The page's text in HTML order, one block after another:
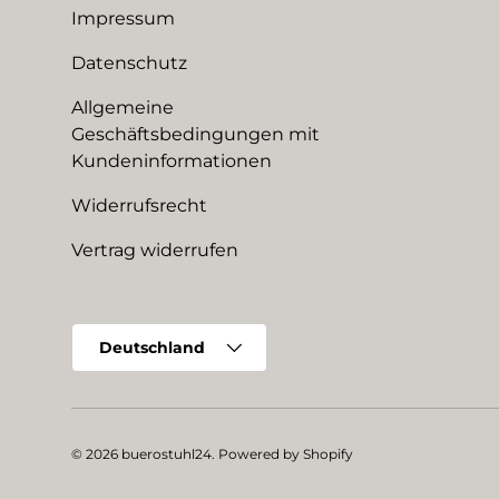
Impressum
Datenschutz
Allgemeine
Geschäftsbedingungen mit
Kundeninformationen
Widerrufsrecht
Vertrag widerrufen
Deutschland
© 2026 buerostuhl24. Powered by Shopify